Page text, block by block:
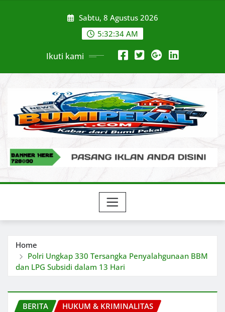
Sabtu, 8 Agustus 2026
5:32:36 AM
Ikuti kami
Home
Polri Ungkap 330 Tersangka Penyalahgunaan BBM
dan LPG Subsidi dalam 13 Hari
BERITA HUKUM & KRIMINALITAS